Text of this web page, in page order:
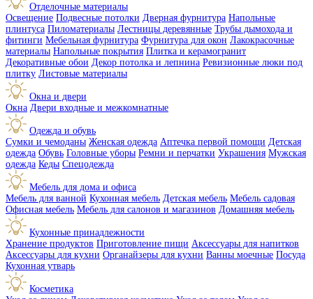
Отделочные материалы
Освещение Подвесные потолки Дверная фурнитура Напольные
плинтуса Пиломатериалы Лестницы деревянные Трубы дымохода и
фитинги Мебельная фурнитура Фурнитура для окон Лакокрасочные
материалы Напольные покрытия Плитка и керамогранит
Декоративные обои Декор потолка и лепнина Ревизионные люки под
плитку Листовые материалы
Окна и двери
Окна Двери входные и межкомнатные
Одежда и обувь
Сумки и чемоданы Женская одежда Аптечка первой помощи Детская
одежда Обувь Головные уборы Ремни и перчатки Украшения Мужская
одежда Кеды Спецодежда
Мебель для дома и офиса
Мебель для ванной Кухонная мебель Детская мебель Мебель садовая
Офисная мебель Мебель для салонов и магазинов Домашняя мебель
Кухонные принадлежности
Хранение продуктов Приготовление пищи Аксессуары для напитков
Аксессуары для кухни Органайзеры для кухни Ванны моечные Посуда
Кухонная утварь
Косметика